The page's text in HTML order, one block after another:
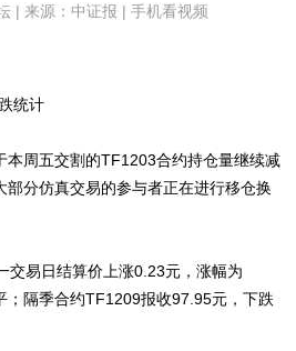
| 来源：中证报 | 手机看视频
统计
周五交割的TF1203合约持仓量继续减
分仿真交易的参与者正在进行移仓换
易日结算价上涨0.23元，涨幅为
隔季合约TF1209报收97.95元，下跌